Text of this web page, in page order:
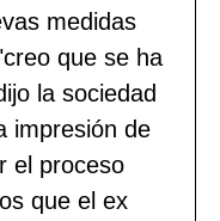
medidas
que se ha
la sociedad
impresión de
el proceso
que el ex